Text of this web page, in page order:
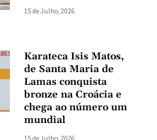
15 de Julho, 2026
Karateca Isis Matos,
de Santa Maria de
Lamas conquista
bronze na Croácia e
chega ao número um
mundial